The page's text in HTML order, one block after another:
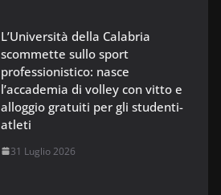
L’Università della Calabria
scommette sullo sport
professionistico: nasce
l’accademia di volley con vitto e
alloggio gratuiti per gli studenti-
atleti
31 Luglio 2026